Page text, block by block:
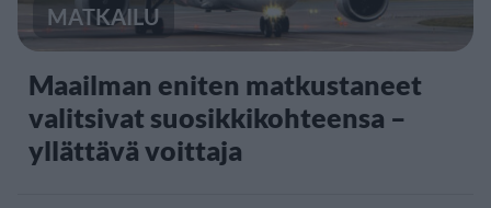
MATKAILU
Maailman eniten matkustaneet
valitsivat suosikkikohteensa –
yllättävä voittaja